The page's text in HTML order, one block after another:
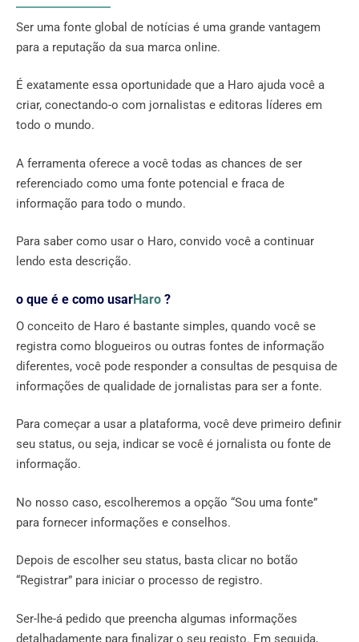
Ser uma fonte global de notícias é uma grande vantagem
para a reputação da sua marca online.
É exatamente essa oportunidade que a Haro ajuda você a
criar, conectando-o com jornalistas e editoras líderes em
todo o mundo.
A ferramenta oferece a você todas as chances de ser
referenciado como uma fonte potencial e fraca de
informação para todo o mundo.
Para saber como usar o Haro, convido você a continuar
lendo esta descrição.
o que é e como usarHaro ?
O conceito de Haro é bastante simples, quando você se
registra como blogueiros ou outras fontes de informação
diferentes, você pode responder a consultas de pesquisa de
informações de qualidade de jornalistas para ser a fonte.
Para começar a usar a plataforma, você deve primeiro definir
seu status, ou seja, indicar se você é jornalista ou fonte de
informação.
No nosso caso, escolheremos a opção “Sou uma fonte”
para fornecer informações e conselhos.
Depois de escolher seu status, basta clicar no botão
“Registrar” para iniciar o processo de registro.
Ser-lhe-á pedido que preencha algumas informações
detalhadamente para finalizar o seu registo. Em seguida,